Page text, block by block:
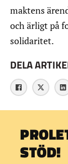
maktens
och ärligt på
solidaritet.
DELA
STÖD!